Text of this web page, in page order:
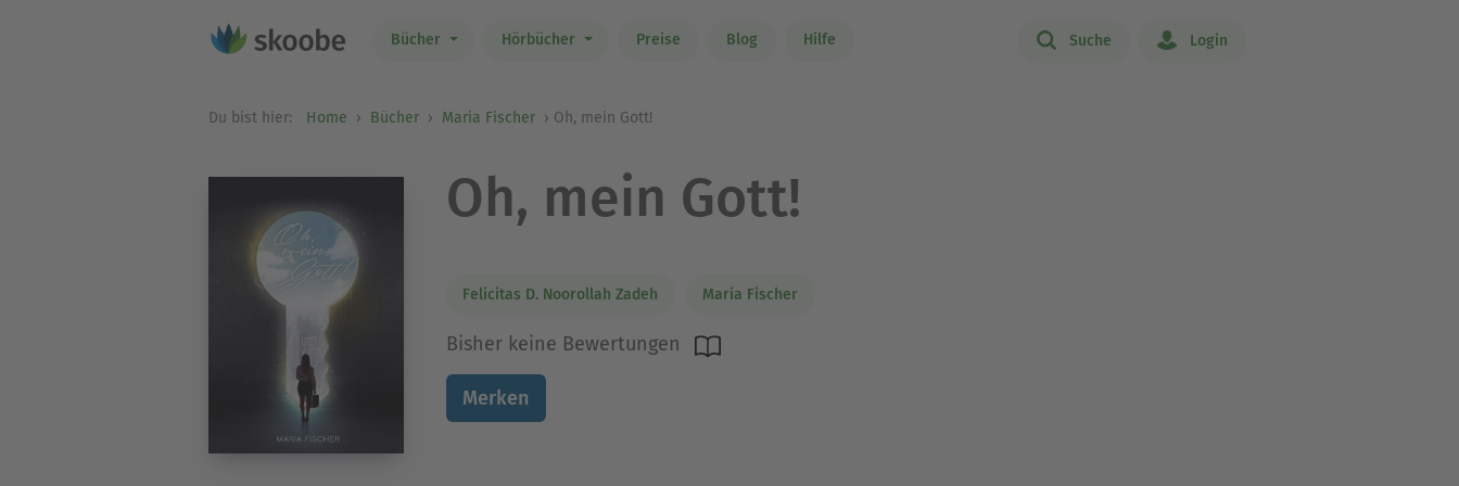
Bücher Hörbücher Preise Blog Hilfe Suche Login
Du bist hier: Home Bücher Maria Fischer Oh, mein Gott!
Oh, mein Gott!
Felicitas D. Noorollah Zadeh Maria Fischer
Bisher keine Bewertungen
Merken